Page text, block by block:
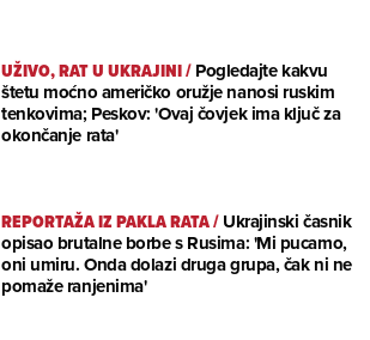
UŽIVO, RAT U UKRAJINI/Pogledajte kakvu
štetu moćno američko oružje nanosi ruskim
tenkovima; Peskov: 'Ovaj čovjek ima ključ za
okončanje rata'
REPORTAŽA IZ PAKLA RATA/Ukrajinski časnik
opisao brutalne borbe s Rusima: 'Mi pucamo,
oni umiru. Onda dolazi druga grupa, čak ni ne
pomaže ranjenima'